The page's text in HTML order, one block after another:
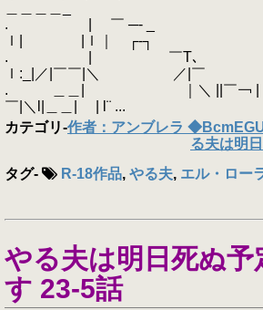
. | ￣ ─- _
ｌ| |ｌ｜ ┌‐┐ _
. | ￣T､ ／|￣￣|
ｌ:_|／|￣￣|＼ ／|
. ＿＿| ｜＼ ||￣￢ | |＿
￣|＼l|＿＿| | l¨ ...
カテゴリ-作者：アンブレラ
る夫は明
タグ- R-18作品, やる夫, エル・ロー
やる夫は明日死ぬ
す 23-5話